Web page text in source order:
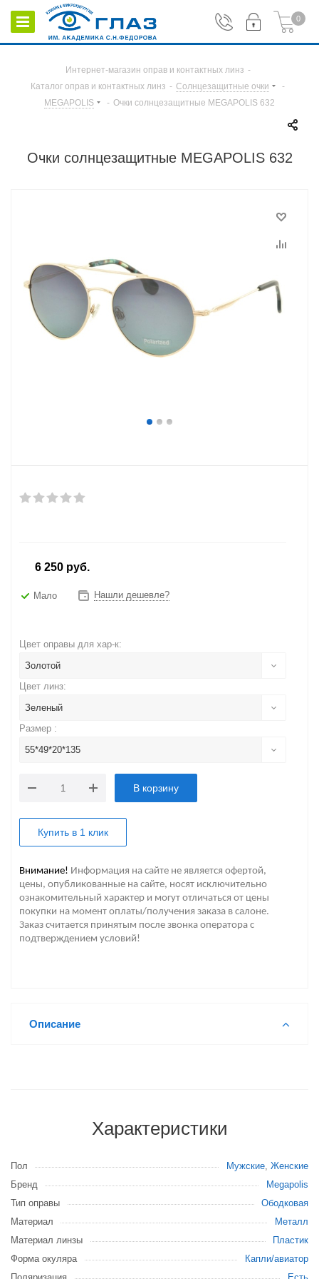
0
Интернет-магазин оправ и контактных линз -
Каталог оправ и контактных линз - Солнцезащитные очки
-
MEGAPOLIS
- Очки солнцезащитные MEGAPOLIS 632
Очки солнцезащитные MEGAPOLIS 632
6 250 руб.
Мало Нашли дешевле?
Цвет оправы для хар-к:
Золотой
Цвет линз:
Зеленый
Размер :
55*49*20*135
В корзину
Купить в 1 клик
Внимание! Информация на сайте не является офертой,
цены, опубликованные на сайте, носят исключительно
ознакомительный характер и могут отличаться от цены
покупки на момент оплаты/получения заказа в салоне.
Заказ считается принятым после звонка оператора с
подтверждением условий!
Описание
Характеристики
Пол Мужские, Женские
Бренд
Megapolis
Тип оправы
Ободковая
Материал
Металл
Материал линзы
Пластик
Форма окуляра
Капли/авиатор